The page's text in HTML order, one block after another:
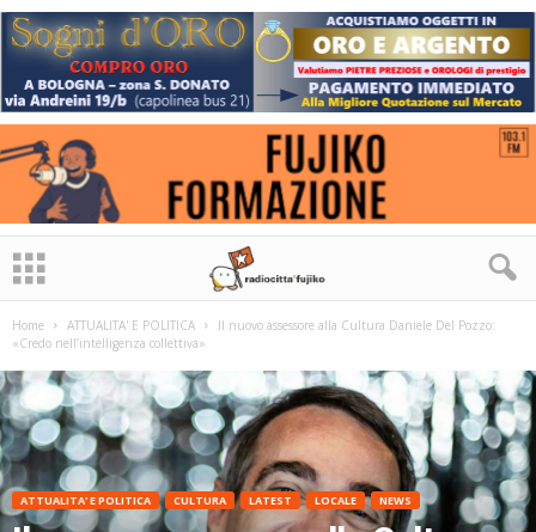
Home ATTUALITA' E POLITICA
Il nuovo assessore alla Cultura Daniele Del Pozzo:
«Credo nell’intelligenza collettiva»
ATTUALITA' E POLITICA CULTURA LATEST LOCALE NEWS